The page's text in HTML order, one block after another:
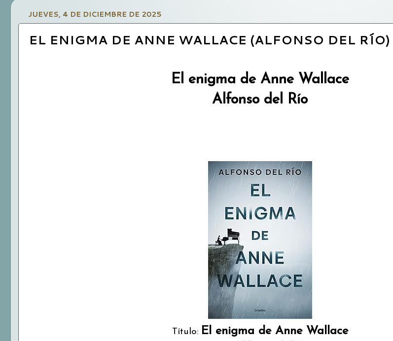
JUEVES, 4 DE DICIEMBRE DE 2025
EL ENIGMA DE ANNE WALLACE (ALFONSO DEL RÍO)
El enigma de Anne Wallace
Alfonso del Río
Título: El enigma de Anne Wallace